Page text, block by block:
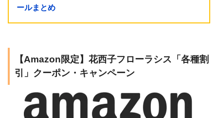
ールまとめ
【Amazon限定】花西子フローラシス「各種割
引」クーポン・キャンペーン